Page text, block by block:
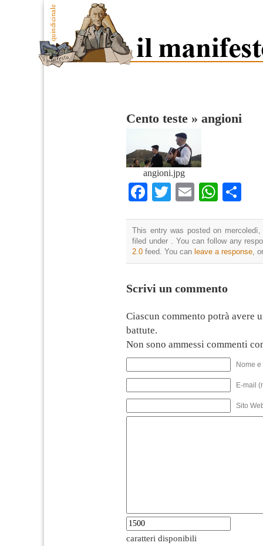
Cento teste » angioni
angioni.jpg
Facebook
TwitterEmail
This entry was posted on
filed under . You can follow any
2.0 feed. You can leave a response,
Scrivi un commento
Ciascun commento potrà avere
battute.
Non sono ammessi commenti
Nome
E-mail
Sito
caratteri disponibili